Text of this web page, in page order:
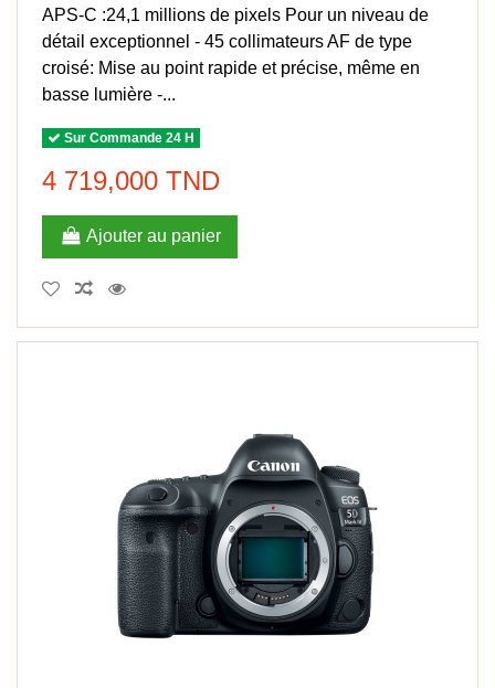
APS-C :24,1 millions de pixels Pour un niveau de
détail exceptionnel - 45 collimateurs AF de type
croisé: Mise au point rapide et précise, même en
basse lumière -...
Sur Commande 24 H
4 719,000 TND
Ajouter au panier